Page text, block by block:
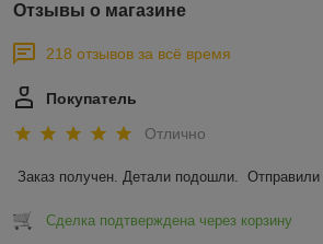
Отзывы о магазине
218 отзывов за всё время
Покупатель
Отлично
Заказ получен. Детали подошли.
Сделка подтверждена через корзину